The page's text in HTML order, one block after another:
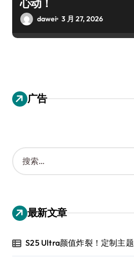
心动！
dawei 3 月 27, 2026
广告
搜
索
：
最新文章
S25 Ultra颜值炸裂！定制主